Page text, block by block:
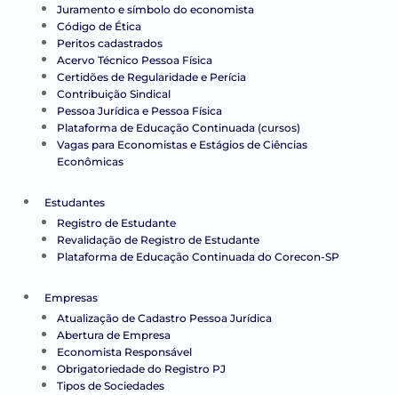
Juramento e símbolo do economista
Código de Ética
Peritos cadastrados
Acervo Técnico Pessoa Física
Certidões de Regularidade e Perícia
Contribuição Sindical
Pessoa Jurídica e Pessoa Física
Plataforma de Educação Continuada (cursos)
Vagas para Economistas e Estágios de Ciências
Econômicas
Estudantes
Registro de Estudante
Revalidação de Registro de Estudante
Plataforma de Educação Continuada do Corecon-SP
Empresas
Atualização de Cadastro Pessoa Jurídica
Abertura de Empresa
Economista Responsável
Obrigatoriedade do Registro PJ
Tipos de Sociedades